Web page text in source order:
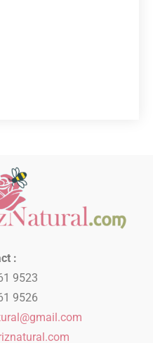
:
9523
9526